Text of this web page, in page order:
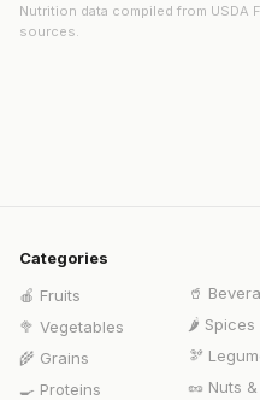
Nutrition data compiled from USDA
sources.
Categories
🍎 Fruits
🥦 Vegetables
🌾 Grains
🍳 Proteins
🥤
🌶️ Spices
🫘
🥜 Nuts